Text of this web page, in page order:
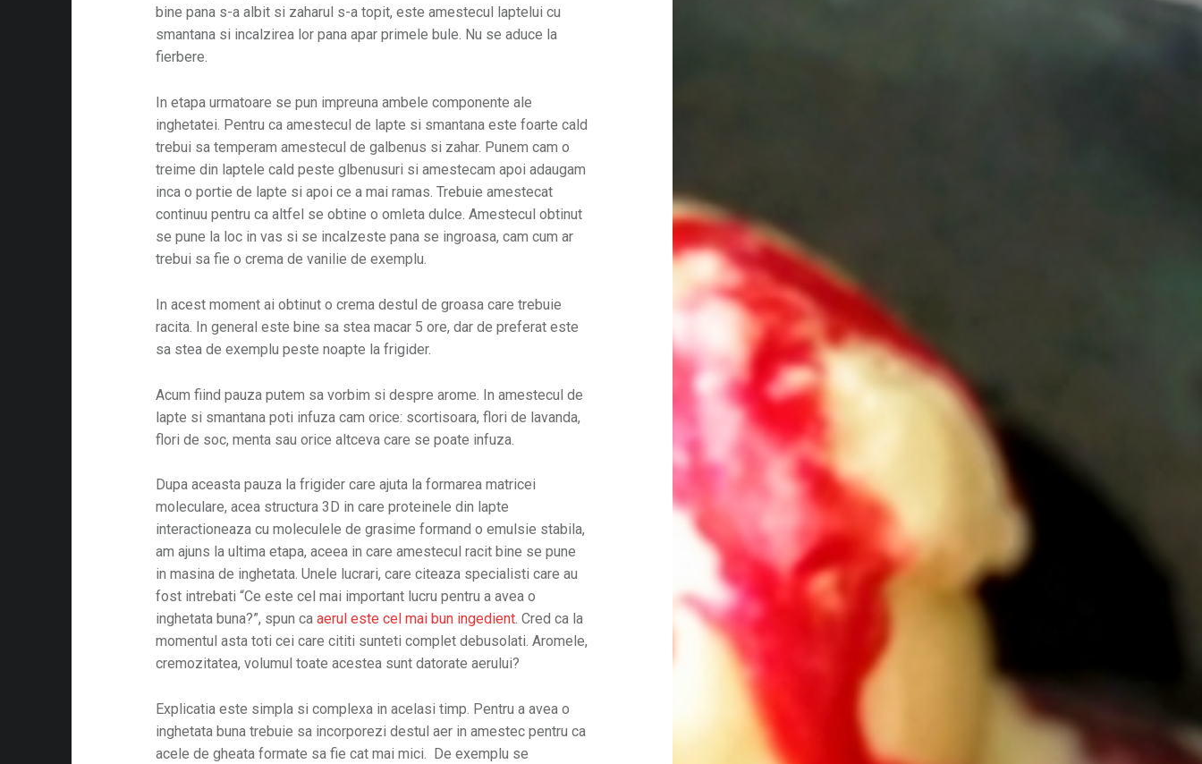
bine pana s-a albit si zaharul s-a topit, este amestecul laptelui cu
smantana si incalzirea lor pana apar primele bule. Nu se aduce la
fierbere.
In etapa urmatoare se pun impreuna ambele componente ale
inghetatei. Pentru ca amestecul de lapte si smantana este foarte cald
trebui sa temperam amestecul de galbenus si zahar. Punem cam o
treime din laptele cald peste glbenusuri si amestecam apoi adaugam
inca o portie de lapte si apoi ce a mai ramas. Trebuie amestecat
continuu pentru ca altfel se obtine o omleta dulce. Amestecul obtinut
se pune la loc in vas si se incalzeste pana se ingroasa, cam cum ar
trebui sa fie o crema de vanilie de exemplu.
In acest moment ai obtinut o crema destul de groasa care trebuie
racita. In general este bine sa stea macar 5 ore, dar de preferat este
sa stea de exemplu peste noapte la frigider.
Acum fiind pauza putem sa vorbim si despre arome. In amestecul de
lapte si smantana poti infuza cam orice: scortisoara, flori de lavanda,
flori de soc, menta sau orice altceva care se poate infuza.
Dupa aceasta pauza la frigider care ajuta la formarea matricei
moleculare, acea structura 3D in care proteinele din lapte
interactioneaza cu moleculele de grasime formand o emulsie stabila,
am ajuns la ultima etapa, aceea in care amestecul racit bine se pune
in masina de inghetata. Unele lucrari, care citeaza specialisti care au
fost intrebati “Ce este cel mai important lucru pentru a avea o
inghetata buna?”, spun caaerul este cel mai bun ingedient. Cred ca la
momentul asta toti cei care cititi sunteti complet debusolati. Aromele,
cremozitatea, volumul toate acestea sunt datorate aerului?
Explicatia este simpla si complexa in acelasi timp. Pentru a avea o
inghetata buna trebuie sa incorporezi destul aer in amestec pentru ca
acele de gheata formate sa fie cat mai mici. De exemplu se